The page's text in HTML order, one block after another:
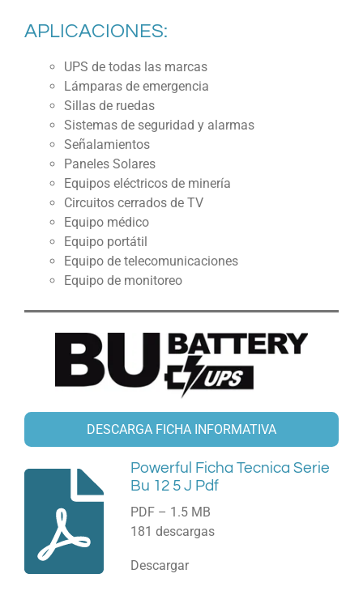
APLICACIONES:
UPS de todas las marcas
Lámparas de emergencia
Sillas de ruedas
Sistemas de seguridad y alarmas
Señalamientos
Paneles Solares
Equipos eléctricos de minería
Circuitos cerrados de TV
Equipo médico
Equipo portátil
Equipo de telecomunicaciones
Equipo de monitoreo
DESCARGA FICHA INFORMATIVA
Powerful Ficha Tecnica Serie
Bu 12 5 J Pdf
PDF – 1.5 MB
181 descargas
Descargar